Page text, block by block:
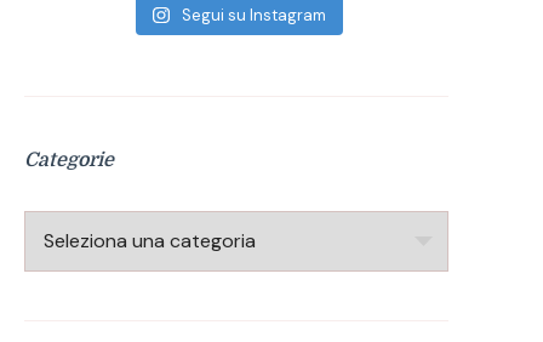
Segui su Instagram
Categorie
Categorie